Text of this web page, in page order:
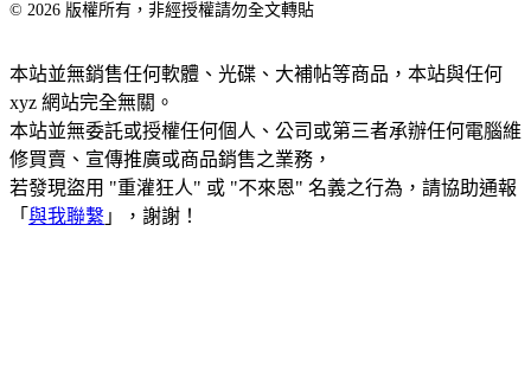
© 2026 版權所有，非經授權請勿全文轉貼
本站並無銷售任何軟體、光碟、大補帖等商品，本站與任何
xyz 網站完全無關。
本站並無委託或授權任何個人、公司或第三者承辦任何電腦維
修買賣、宣傳推廣或商品銷售之業務，
若發現盜用 "重灌狂人" 或 "不來恩" 名義之行為，請協助通報
「 與我聯繫 」，謝謝！